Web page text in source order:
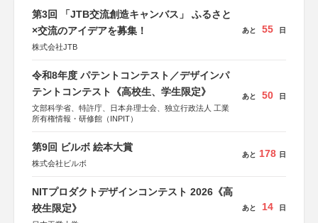
第3回 「JTB交流創造キャンバス」 ふるさと
×交流のアイデアを募集！
株式会社JTB
あと 55 日
令和8年度 パテントコンテスト／デザインパ
テントコンテスト《高校生、学生限定》
文部科学省、特許庁、日本弁理士会、独立行政法人 工業
所有権情報・研修館（INPIT）
あと 50 日
第9回 ビルボ 絵本大賞
株式会社ビルボ
あと 178 日
NITプロダクトデザインコンテスト 2026《高
校生限定》
あと 14 日